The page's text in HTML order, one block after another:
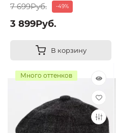
7 699Руб. -49%
3 899Руб.
В корзину
Много оттенков